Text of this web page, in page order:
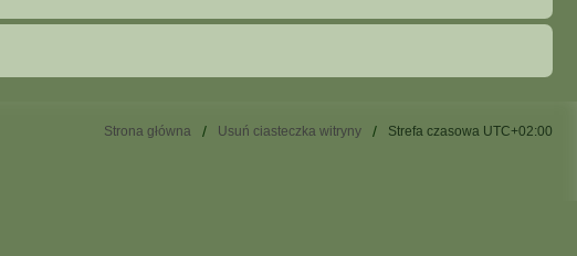
Strona główna Usuń ciasteczka witryny Strefa czasowa UTC+02:00